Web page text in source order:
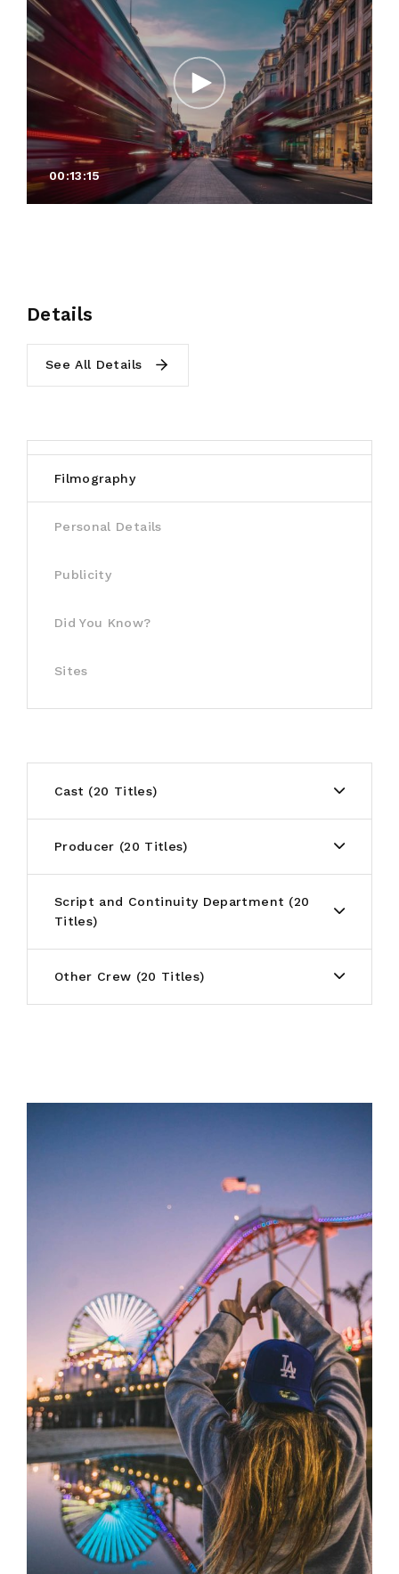
00:13:15
Details
See All Details
Filmography
Personal Details
Publicity
Did You Know?
Sites
Cast 20 Titles
Producer 20 Titles
Script and Continuity Department
20
Titles
Other Crew 20 Titles